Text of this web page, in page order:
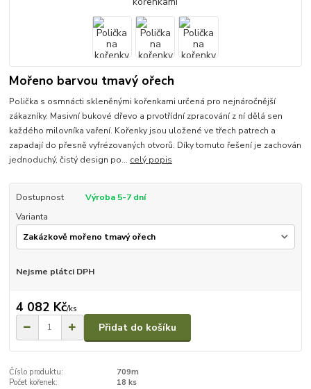
Mořeno barvou tmavý ořech
Polička s osmnácti skleněnými kořenkami určená pro nejnáročnější
zákazníky. Masivní bukové dřevo a prvotřídní zpracování z ní dělá sen
každého milovníka vaření. Kořenky jsou uložené ve třech patrech a
zapadají do přesně vyfrézovaných otvorů. Díky tomuto řešení je zachován
jednoduchý, čistý design po... celý popis
Dostupnost
Výroba 5-7 dní
Varianta
Nejsme plátci DPH
4 082 Kč/ks
Přidat do košíku
Číslo produktu:
709m
Počet kořenek:
18 ks